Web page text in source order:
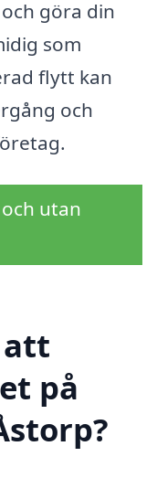
göra din
som
flytt kan
och
utan
på